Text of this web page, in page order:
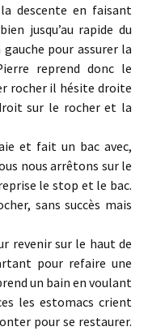
descente en faisant
jusqu’au rapide du
pour assurer la
reprend donc le
rocher il hésite droite
sur le rocher et la
et fait un bac avec,
nous arrêtons sur le
le stop et le bac.
sans succès mais
revenir sur le haut de
pour refaire une
un bain en voulant
les estomacs crient
pour se restaurer.